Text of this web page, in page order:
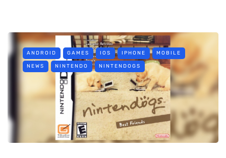
ANDROID GAMES IOS IPHONE MOBILE
NEWS NINTENDO NINTENDOGS